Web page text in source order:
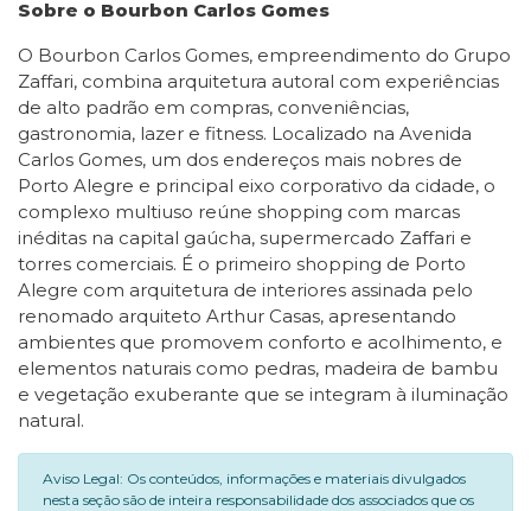
Sobre o Bourbon Carlos Gomes
O Bourbon Carlos Gomes, empreendimento do Grupo
Zaffari, combina arquitetura autoral com experiências
de alto padrão em compras, conveniências,
gastronomia, lazer e fitness. Localizado na Avenida
Carlos Gomes, um dos endereços mais nobres de
Porto Alegre e principal eixo corporativo da cidade, o
complexo multiuso reúne shopping com marcas
inéditas na capital gaúcha, supermercado Zaffari e
torres comerciais. É o primeiro shopping de Porto
Alegre com arquitetura de interiores assinada pelo
renomado arquiteto Arthur Casas, apresentando
ambientes que promovem conforto e acolhimento, e
elementos naturais como pedras, madeira de bambu
e vegetação exuberante que se integram à iluminação
natural.
Aviso Legal: Os conteúdos, informações e materiais divulgados
nesta seção são de inteira responsabilidade dos associados que os